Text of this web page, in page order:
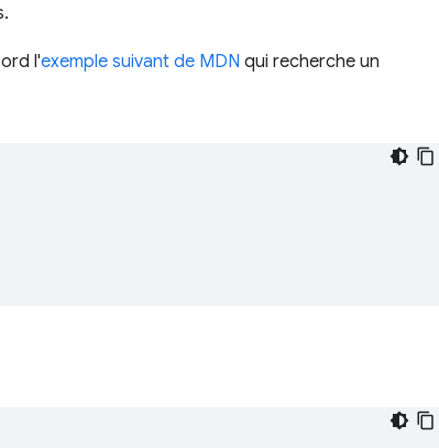
l'exemple suivant de MDN qui recherche un